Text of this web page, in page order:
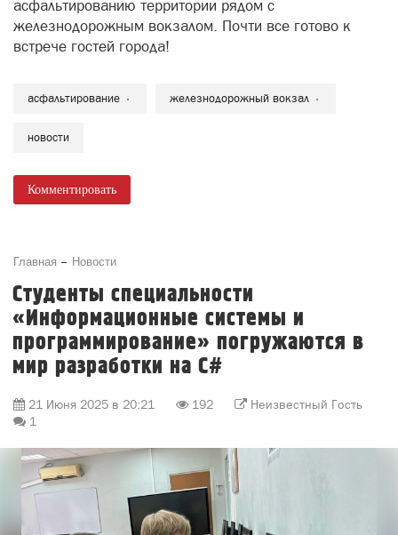
асфальтированию территории рядом с
железнодорожным вокзалом. Почти все готово к
встрече гостей города!
асфальтирование железнодорожный вокзал
новости
Комментировать
Главная Новости
Студенты специальности
«Информационные системы и
программирование» погружаются в
мир разработки на C#
21 Июня 2025 в 20:21 192
Неизвестный Гость
1